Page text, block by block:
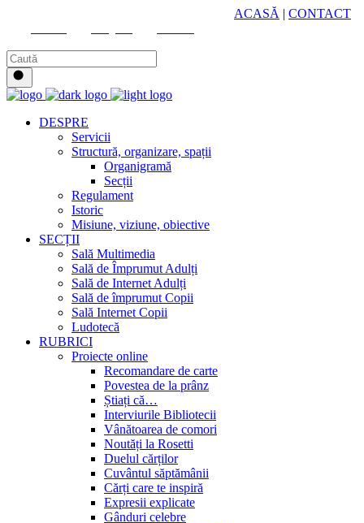
ACASĂ | CONTACT
DESPRE
Servicii
Structură, organizare, spații
Organigramă
Secții
Regulament
Istoric
Misiune, viziune, obiective
SECȚII
Sală Multimedia
Sală de Împrumut Adulți
Sală de Internet Adulți
Sală de împrumut Copii
Sală Internet Copii
Ludotecă
RUBRICI
Proiecte online
Recomandare de carte
Povestea de la prânz
Știați că…
Interviurile Bibliotecii
Vânătoarea de comori
Noutăți la Rosetti
Duelul cărților
Cuvântul săptămânii
Cărți care te inspiră
Expresii explicate
Gânduri celebre